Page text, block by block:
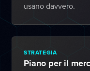
usano davvero.
STRATEGIA
Piano per il